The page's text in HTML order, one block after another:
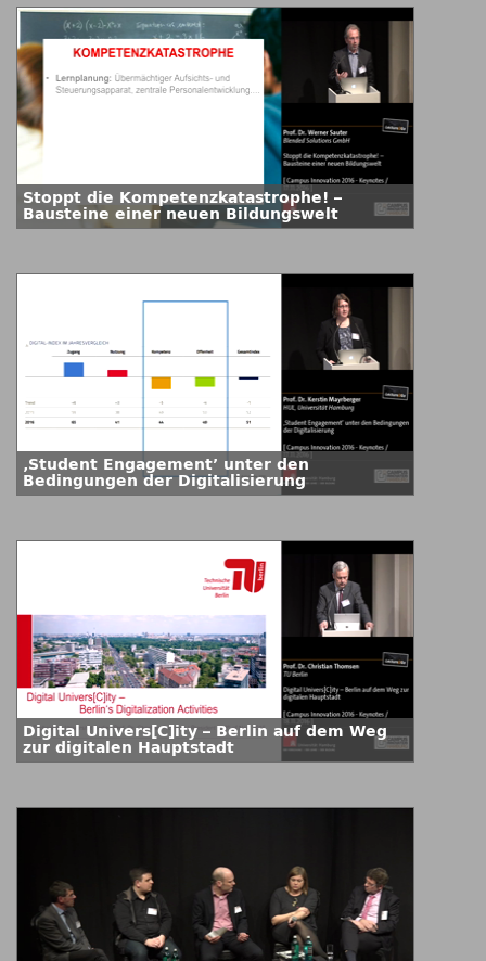
Stoppt die Kompetenzkatastrophe! –
Bausteine einer neuen Bildungswelt
‚Student Engagement’ unter den
Bedingungen der Digitalisierung
Digital Univers[C]ity – Berlin auf dem Weg
zur digitalen Hauptstadt